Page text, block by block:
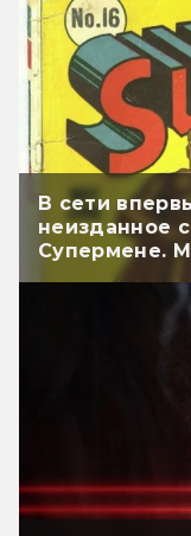
В сети
неизданное
Супермене.